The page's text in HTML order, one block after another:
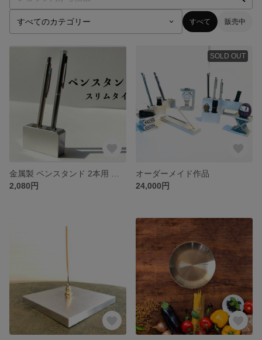
すべて 販売中
2,080円
SOLD OUT
オーダーメイド作品
24,000円